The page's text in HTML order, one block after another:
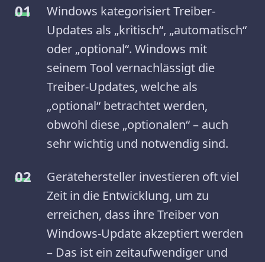
Windows kategorisiert Treiber-
Updates als „kritisch“, „automatisch“
oder „optional“. Windows mit
seinem Tool vernachlässigt die
Treiber-Updates, welche als
„optional“ betrachtet werden,
obwohl diese „optionalen“ – auch
sehr wichtig und notwendig sind.
Gerätehersteller investieren oft viel
Zeit in die Entwicklung, um zu
erreichen, dass ihre Treiber von
Windows-Update akzeptiert werden
– Das ist ein zeitaufwendiger und